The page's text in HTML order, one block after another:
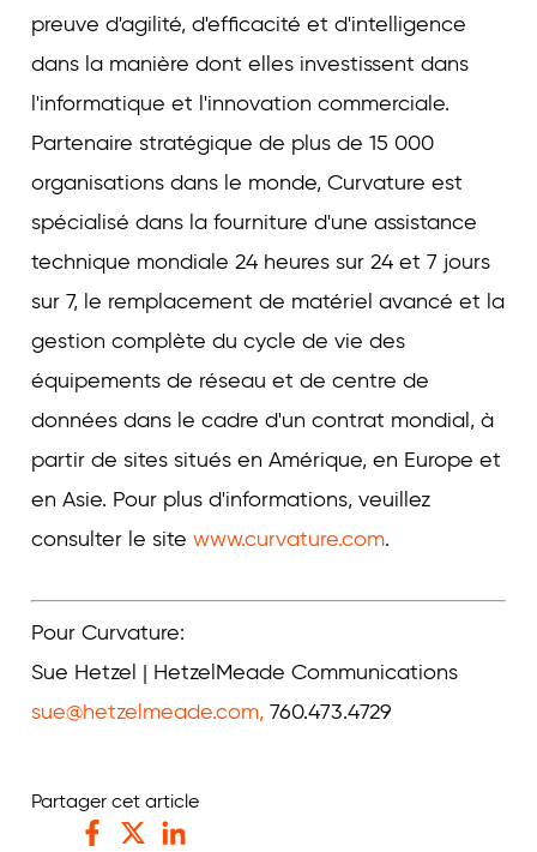
preuve d'agilité, d'efficacité et d'intelligence
dans la manière dont elles investissent dans
l'informatique et l'innovation commerciale.
Partenaire stratégique de plus de 15 000
organisations dans le monde, Curvature est
spécialisé dans la fourniture d'une assistance
technique mondiale 24 heures sur 24 et 7 jours
sur 7, le remplacement de matériel avancé et la
gestion complète du cycle de vie des
équipements de réseau et de centre de
données dans le cadre d'un contrat mondial, à
partir de sites situés en Amérique, en Europe et
en Asie. Pour plus d'informations, veuillez
consulter le site www.curvature.com.
Pour Curvature:
Sue Hetzel | HetzelMeade Communications
sue@hetzelmeade.com, 760.473.4729
Partager cet article